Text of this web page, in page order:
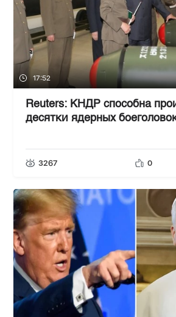
17:52
Reuters: КНДР способна
десятки ядерных
3267 0